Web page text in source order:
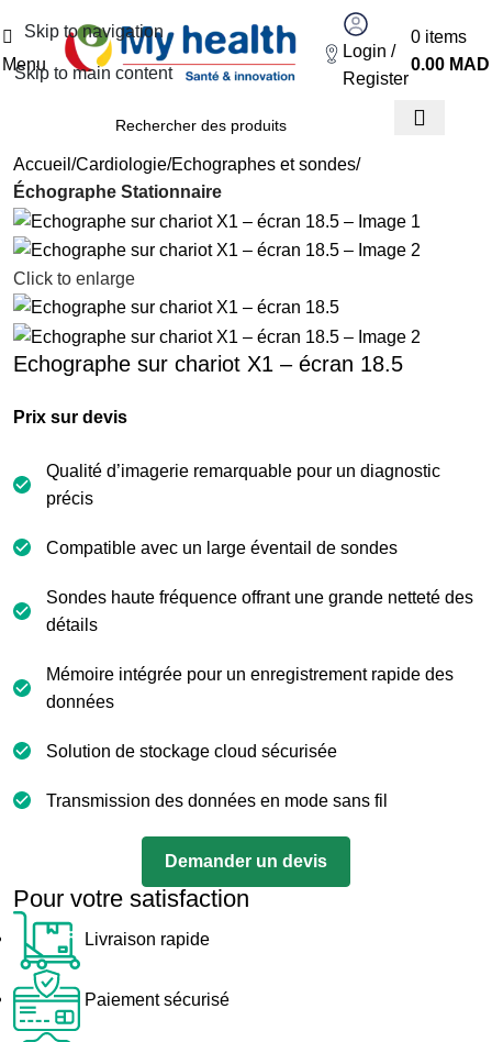
Skip to navigation
Skip to main content
Menu
Login /
Register
0 items
0.00 MAD
Accueil Cardiologie Echographes et sondes
Échographe Stationnaire
Click to enlarge
Echographe sur chariot X1 – écran 18.5
Prix sur devis
Qualité d’imagerie remarquable pour un diagnostic
précis
Compatible avec un large éventail de sondes
Sondes haute fréquence offrant une grande netteté des
détails
Mémoire intégrée pour un enregistrement rapide des
données
Solution de stockage cloud sécurisée
Transmission des données en mode sans fil
Demander un devis
Pour votre satisfaction
Livraison rapide
Paiement sécurisé